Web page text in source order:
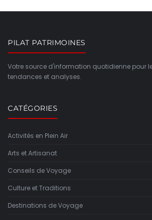
PILAT PATRIMOINES
Votre source d'information quotidienne pour
tendances et analyses.
CATÉGORIES
Activités en Plein Air
Arts et Artisanat
Conseils de Voyage
Culture et Traditions
Destinations de Voyage